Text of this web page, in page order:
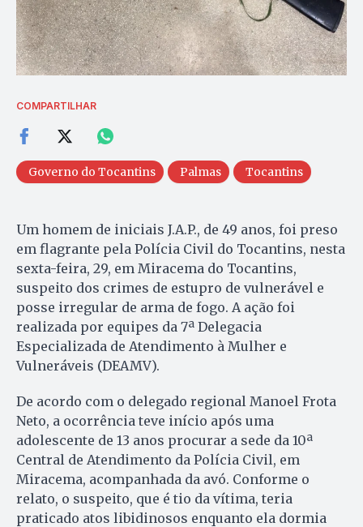
COMPARTILHAR
Governo do Tocantins Palmas Tocantins
Um homem de iniciais J.A.P., de 49 anos, foi preso
em flagrante pela Polícia Civil do Tocantins, nesta
sexta-feira, 29, em Miracema do Tocantins,
suspeito dos crimes de estupro de vulnerável e
posse irregular de arma de fogo. A ação foi
realizada por equipes da 7ª Delegacia
Especializada de Atendimento à Mulher e
Vulneráveis (DEAMV).
De acordo com o delegado regional Manoel Frota
Neto, a ocorrência teve início após uma
adolescente de 13 anos procurar a sede da 10ª
Central de Atendimento da Polícia Civil, em
Miracema, acompanhada da avó. Conforme o
relato, o suspeito, que é tio da vítima, teria
praticado atos libidinosos enquanto ela dormia